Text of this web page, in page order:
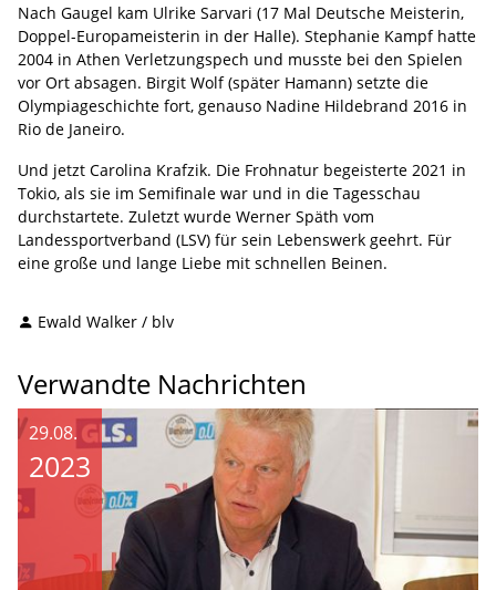
Nach Gaugel kam Ulrike Sarvari (17 Mal Deutsche Meisterin,
Doppel-Europameisterin in der Halle). Stephanie Kampf hatte
2004 in Athen Verletzungspech und musste bei den Spielen
vor Ort absagen. Birgit Wolf (später Hamann) setzte die
Olympiageschichte fort, genauso Nadine Hildebrand 2016 in
Rio de Janeiro.
Und jetzt Carolina Krafzik. Die Frohnatur begeisterte 2021 in
Tokio, als sie im Semifinale war und in die Tagesschau
durchstartete. Zuletzt wurde Werner Späth vom
Landessportverband (LSV) für sein Lebenswerk geehrt. Für
eine große und lange Liebe mit schnellen Beinen.
Ewald Walker / blv
Verwandte Nachrichten
29.08.
2023